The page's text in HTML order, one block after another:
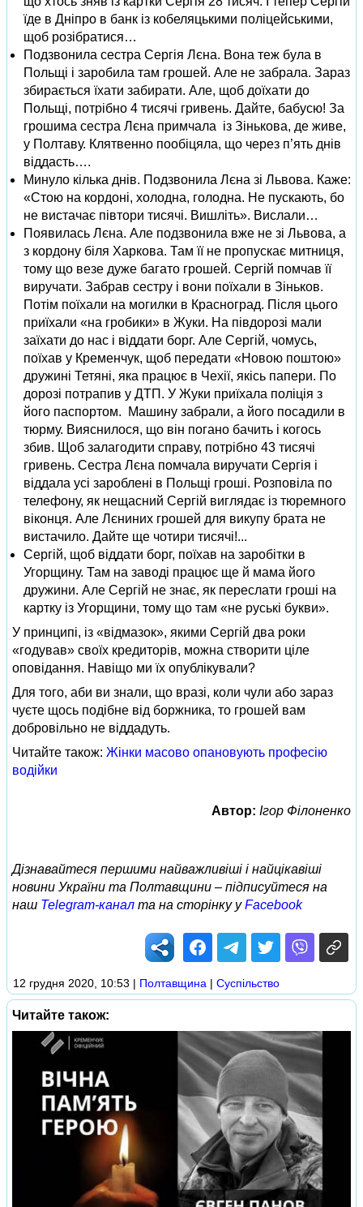
їде в Дніпро в банк із кобеляцькими поліцейськими,
щоб розібратися…
Подзвонила сестра Сергія Лєна. Вона теж була в
Польщі і заробила там грошей. Але не забрала. Зараз
збирається їхати забирати. Але, щоб доїхати до
Польщі, потрібно 4 тисячі гривень. Дайте, бабусю! За
грошима сестра Лєна примчала із Зінькова, де живе,
у Полтаву. Клятвенно пообіцяла, що через п’ять днів
віддасть….
Минуло кілька днів. Подзвонила Лєна зі Львова. Каже:
«Стою на кордоні, холодна, голодна. Не пускають, бо
не вистачає півтори тисячі. Вишліть». Вислали…
Появилась Лєна. Але подзвонила вже не зі Львова, а
з кордону біля Харкова. Там її не пропускає митниця,
тому що везе дуже багато грошей. Сергій помчав її
виручати. Забрав сестру і вони поїхали в Зіньков.
Потім поїхали на могилки в Красноград. Після цього
приїхали «на гробики» в Жуки. На півдорозі мали
заїхати до нас і віддати борг. Але Сергій, чомусь,
поїхав у Кременчук, щоб передати «Новою поштою»
дружині Тетяні, яка працює в Чехії, якісь папери. По
дорозі потрапив у ДТП. У Жуки приїхала поліція з
його паспортом. Машину забрали, а його посадили в
тюрму. Вияснилося, що він погано бачить і когось
збив. Щоб залагодити справу, потрібно 43 тисячі
гривень. Сестра Лєна помчала виручати Сергія і
віддала усі зароблені в Польщі гроші. Розповіла по
телефону, як нещасний Сергій виглядає із тюремного
віконця. Але Лєниних грошей для викупу брата не
вистачило. Дайте ще чотири тисячі!...
Сергій, щоб віддати борг, поїхав на заробітки в
Угорщину. Там на заводі працює ще й мама його
дружини. Але Сергій не знає, як переслати гроші на
картку із Угорщини, тому що там «не руські букви».
У принципі, із «відмазок», якими Сергій два роки
«годував» своїх кредиторів, можна створити ціле
оповідання. Навіщо ми їх опублікували?
Для того, аби ви знали, що вразі, коли чули або зараз
чуєте щось подібне від боржника, то грошей вам
добровільно не віддадуть.
Читайте також: Жінки масово опановують професію
водійки
Автор: Ігор Філоненко
Дізнавайтеся першими найважливіші і найцікавіші
новини України та Полтавщини – підписуйтеся на
наш Telegram-канал та на сторінку уFacebook
12 грудня 2020, 10:53 | Полтавщина | Суспільство
Читайте також: